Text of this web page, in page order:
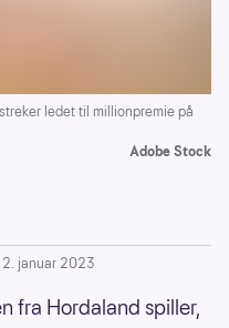
ledet til millionpremie på
Adobe Stock
2. januar 2023
fra Hordaland spiller,